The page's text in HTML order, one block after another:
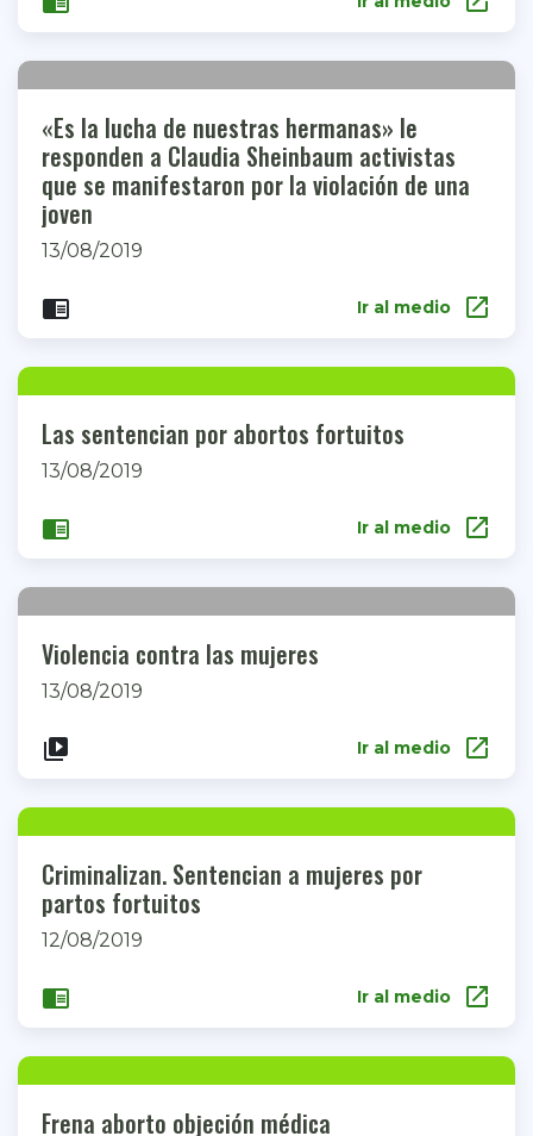
«Es la lucha de nuestras hermanas» le
responden a Claudia Sheinbaum activistas
que se manifestaron por la violación de una
joven
13/08/2019
chrome_reader_mode Ir al medio open_in_new
Las sentencian por abortos fortuitos
13/08/2019
chrome_reader_mode Ir al medio open_in_new
Violencia contra las mujeres
13/08/2019
video_library Ir al medio open_in_new
Criminalizan. Sentencian a mujeres por
partos fortuitos
12/08/2019
chrome_reader_mode Ir al medio open_in_new
Frena aborto objeción médica